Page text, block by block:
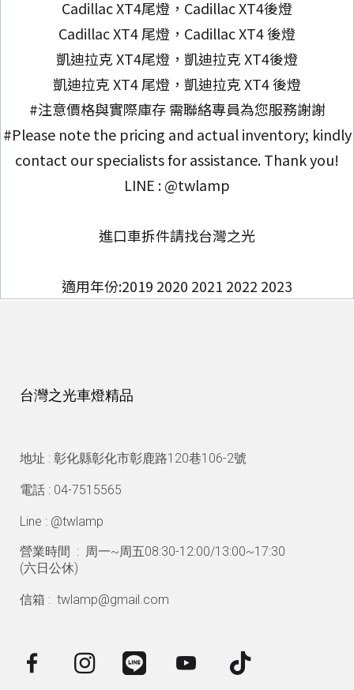
Cadillac XT4尾燈，Cadillac XT4後燈
Cadillac XT4 尾燈，Cadillac XT4 後燈
凱迪拉克 XT4尾燈，凱迪拉克 XT4後燈
凱迪拉克 XT4 尾燈，凱迪拉克 XT4 後燈
#注意價格與實際庫存 需聯絡專員為您服務謝謝
#Please note the pricing and actual inventory; kindly
contact our specialists for assistance. Thank you!
LINE : @twlamp
進口車拆件請找台灣之光
適用年份:2019 2020 2021 2022 2023
台灣之光車燈精品
地址 : 彰化縣彰化市彰鹿路120巷106-2號
電話 : 04-7515565
Line : @twlamp
營業時間 : 周一~周五08:30-12:00/13:00~17:30
(六日公休)
信箱 : twlamp@gmail.com